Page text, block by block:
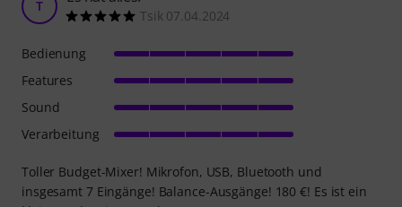
T
Tsik 07.04.2024
Toller Budget-Mixer! Mikrofon, USB, Bluetooth und
insgesamt 7 Eingänge! Balance-Ausgänge! 180 €! Es ist ein
Bedienung
Features
Sound
Verarbeitung